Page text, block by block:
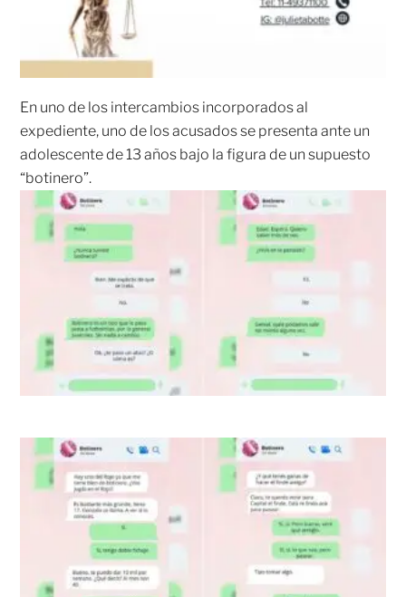
En uno de los intercambios incorporados al
expediente, uno de los acusados se presenta ante un
adolescente de 13 años bajo la figura de un supuesto
“botinero”.